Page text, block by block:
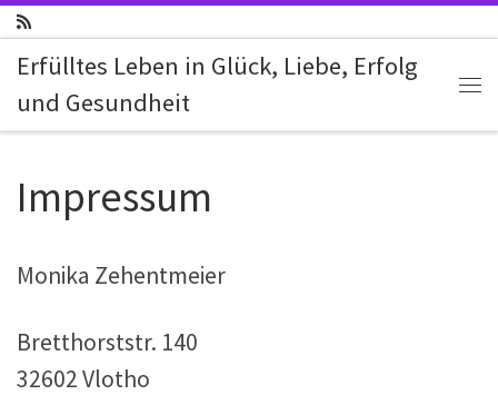
Zum Inhalt springen
Erfülltes Leben in Glück, Liebe, Erfolg
und Gesundheit
Impressum
Monika Zehentmeier
Bretthorststr. 140
32602 Vlotho